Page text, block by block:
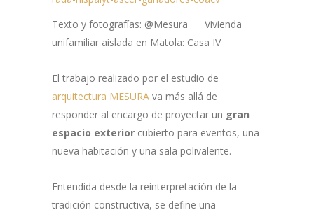
Texto y fotografías: @Mesura Vivienda
unifamiliar aislada en Matola: Casa IV
El trabajo realizado por el estudio de
arquitectura MESURA va más allá de
responder al encargo de proyectar un gran
espacio exterior cubierto para eventos, una
nueva habitación y una sala polivalente.
Entendida desde la reinterpretación de la
tradición constructiva, se define una